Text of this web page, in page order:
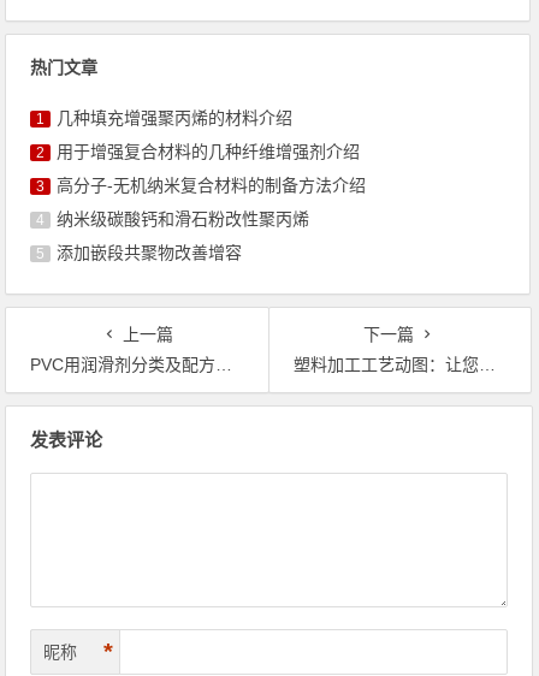
热门文章
1 几种填充增强聚丙烯的材料介绍
2 用于增强复合材料的几种纤维增强剂介绍
3 高分子-无机纳米复合材料的制备方法介绍
4 纳米级碳酸钙和滑石粉改性聚丙烯
5 添加嵌段共聚物改善增容
上一篇
PVC用润滑剂分类及配方设计原则
下一篇
塑料加工工艺动图：让您快速形象的了解从粒子到制品的变化
发表评论
昵称 *